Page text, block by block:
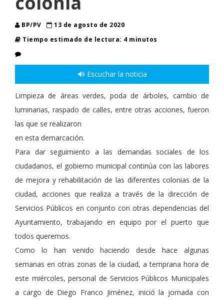
BP/PV
13 de agosto de 2020
Tiempo estimado de lectura: 4 minutos
🔊 Escuchar la noticia
Limpieza de áreas verdes, poda de árboles, cambio de
luminarias, raspado de calles, entre otras acciones, fueron
las que se realizaron
en esta demarcación.
Para dar seguimiento a las demandas sociales de los
ciudadanos, el gobierno municipal continúa con las labores
de mejora y rehabilitación de las diferentes colonias de la
ciudad, acciones que realiza a través de la dirección de
Servicios Públicos en conjunto con otras dependencias del
Ayuntamiento, trabajando en equipo por el puerto que
todos queremos.
Como lo han venido haciendo desde hace algunas
semanas en otras zonas de la ciudad, a temprana hora de
este miércoles, personal de Servicios Públicos Municipales
a cargo de Diego Franco Jiménez, inició la jornada con